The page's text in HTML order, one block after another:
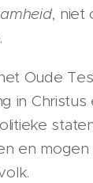
, niet
Oude
in Christus
en